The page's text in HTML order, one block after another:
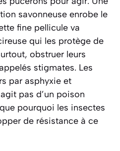
savonneuse enrobe le
fine pellicule va
qui les protège de
obstruer leurs
stigmates. Les
par asphyxie et
pas d’un poison
pourquoi les insectes
de résistance à ce